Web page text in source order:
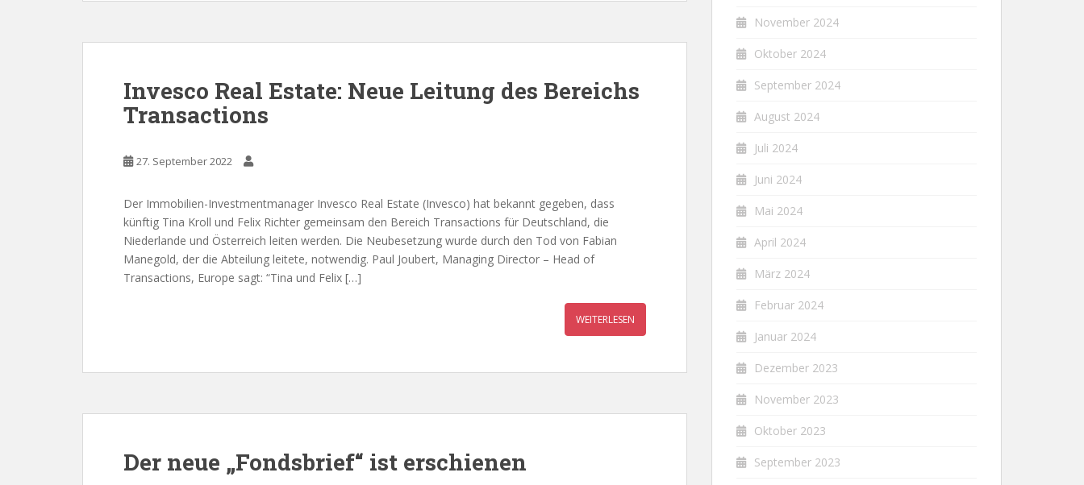
Invesco Real Estate: Neue Leitung des Bereichs
Transactions
27. September 2022
Der Immobilien-Investmentmanager Invesco Real Estate (Invesco) hat bekannt gegeben, dass
künftig Tina Kroll und Felix Richter gemeinsam den Bereich Transactions für Deutschland, die
Niederlande und Österreich leiten werden. Die Neubesetzung wurde durch den Tod von Fabian
Manegold, der die Abteilung leitete, notwendig. Paul Joubert, Managing Director – Head of
Transactions, Europe sagt: “Tina und Felix […]
WEITERLESEN
Der neue „Fondsbrief“ ist erschienen
November 2024
Oktober 2024
September 2024
August 2024
Juli 2024
Juni 2024
Mai 2024
April 2024
März 2024
Februar 2024
Januar 2024
Dezember 2023
November 2023
Oktober 2023
September 2023